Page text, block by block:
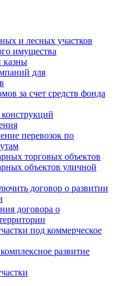
и лесных участков
имущества
казны
для
за счет средств фонда
перевозок по
торговых объектов
объектов уличной
договор о развитии
договора о
под коммерческое
развитие